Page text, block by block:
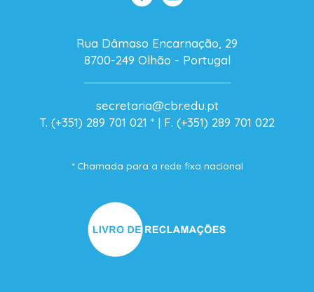
Rua Dâmaso Encarnação, 29
8700-249 Olhão - Portugal
secretaria@cbr.edu.pt
T. (+351) 289 701 021 * | F. (+351) 289 701 022
* Chamada para a rede fixa nacional